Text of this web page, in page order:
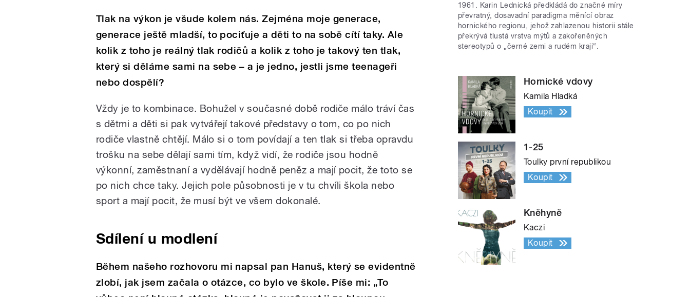
Tlak na výkon je všude kolem nás. Zejména moje generace,
generace ještě mladší, to pociťuje a děti to na sobě cítí taky. Ale
kolik z toho je reálný tlak rodičů a kolik z toho je takový ten tlak,
který si děláme sami na sebe – a je jedno, jestli jsme teenageři
nebo dospělí?
Vždy je to kombinace. Bohužel v současné době rodiče málo tráví čas
s dětmi a děti si pak vytvářejí takové představy o tom, co po nich
rodiče vlastně chtějí. Málo si o tom povídají a ten tlak si třeba opravdu
trošku na sebe dělají sami tím, když vidí, že rodiče jsou hodně
výkonní, zaměstnaní a vydělávají hodně peněz a mají pocit, že toto se
po nich chce taky. Jejich pole působnosti je v tu chvíli škola nebo
sport a mají pocit, že musí být ve všem dokonalé.
Sdílení u modlení
Během našeho rozhovoru mi napsal pan Hanuš, který se evidentně
zlobí, jak jsem začala o otázce, co bylo ve škole. Píše mi: „To
1961. Karin Lednická předkládá do značné míry
převratný, dosavadní paradigma měnící obraz
hornického regionu, jehož zahlazenou historii stále
překrývá tlustá vrstva mýtů a zakořeněných
stereotypů o „černé zemi a rudém kraji“.
Hornické vdovy
Kamila Hladká
Koupit
1-25
Toulky první republikou
Koupit
Kněhyně
Kaczi
Koupit